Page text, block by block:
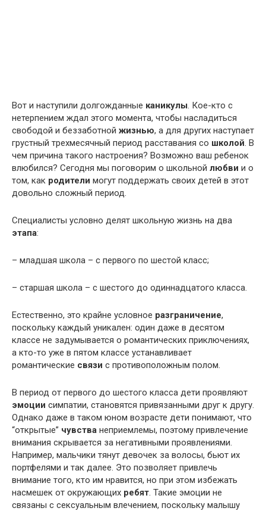
Вот и наступили долгожданные каникулы. Кое-кто с
нетерпением ждал этого момента, чтобы насладиться
свободой и беззаботной жизнью, а для других наступает
грустный трехмесячный период расставания со школой. В
чем причина такого настроения? Возможно ваш ребенок
влюбился? Сегодня мы поговорим о школьной любви и о
том, как родители могут поддержать своих детей в этот
довольно сложный период.
Специалисты условно делят школьную жизнь на два
этапа:
– младшая школа – с первого по шестой класс;
– старшая школа – с шестого до одиннадцатого класса.
Естественно, это крайне условное разграничение,
поскольку каждый уникален: один даже в десятом
классе не задумывается о романтических приключениях,
а кто-то уже в пятом классе устанавливает
романтические связи с противоположным полом.
В период от первого до шестого класса дети проявляют
эмоции симпатии, становятся привязанными друг к другу.
Однако даже в таком юном возрасте дети понимают, что
“открытые” чувства неприемлемы, поэтому привлечение
внимания скрывается за негативными проявлениями.
Например, мальчики тянут девочек за волосы, бьют их
портфелями и так далее. Это позволяет привлечь
внимание того, кто им нравится, но при этом избежать
насмешек от окружающих ребят. Такие эмоции не
связаны с сексуальным влечением, поскольку малышу